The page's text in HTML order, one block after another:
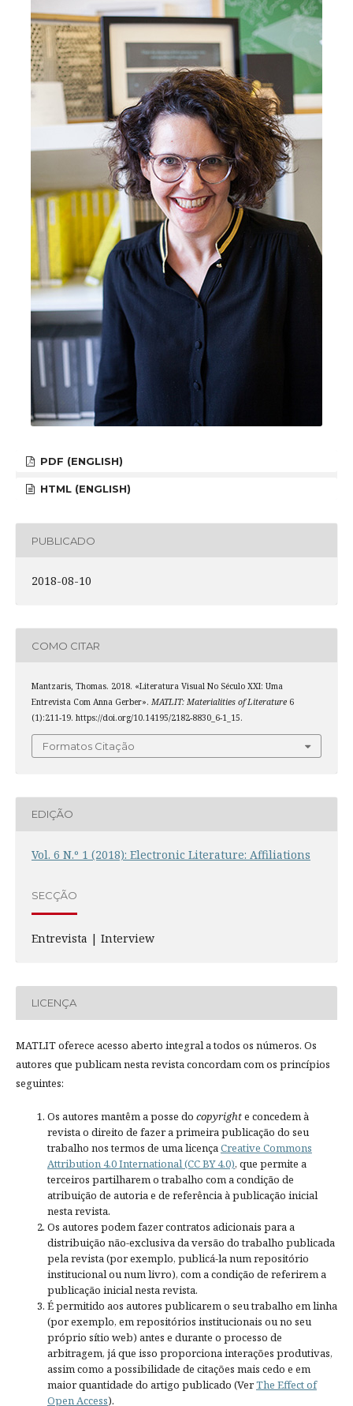
PDF (ENGLISH)
HTML (ENGLISH)
PUBLICADO
2018-08-10
COMO CITAR
Mantzaris, Thomas. 2018. «Literatura Visual No Século XXI: Uma
Entrevista Com Anna Gerber». MATLIT: Materialities of Literature6
(1):211-19. https://doi.org/10.14195/2182-8830_6-1_15.
Formatos Citação
EDIÇÃO
Vol. 6 N.º 1 (2018): Electronic Literature: Affiliations
SECÇÃO
Entrevista | Interview
LICENÇA
MATLIT oferece acesso aberto integral a todos os números. Os
autores que publicam nesta revista concordam com os princípios
seguintes:
Os autores mantêm a posse do copyrighte concedem à
revista o direito de fazer a primeira publicação do seu
trabalho nos termos de uma licençaCreative Commons
Attribution 4.0 International (CC BY 4.0), que permite a
terceiros partilharem o trabalho com a condição de
atribuição de autoria e de referência à publicação inicial
nesta revista.
Os autores podem fazer contratos adicionais para a
distribuição não-exclusiva da versão do trabalho publicada
pela revista (por exemplo, publicá-la num repositório
institucional ou num livro), com a condição de referirem a
publicação inicial nesta revista.
É permitido aos autores publicarem o seu trabalho em linha
(por exemplo, em repositórios institucionais ou no seu
próprio sítio web) antes e durante o processo de
arbitragem, já que isso proporciona interações produtivas,
assim como a possibilidade de citações mais cedo e em
maior quantidade do artigo publicado (VerThe Effect of
Open Access).